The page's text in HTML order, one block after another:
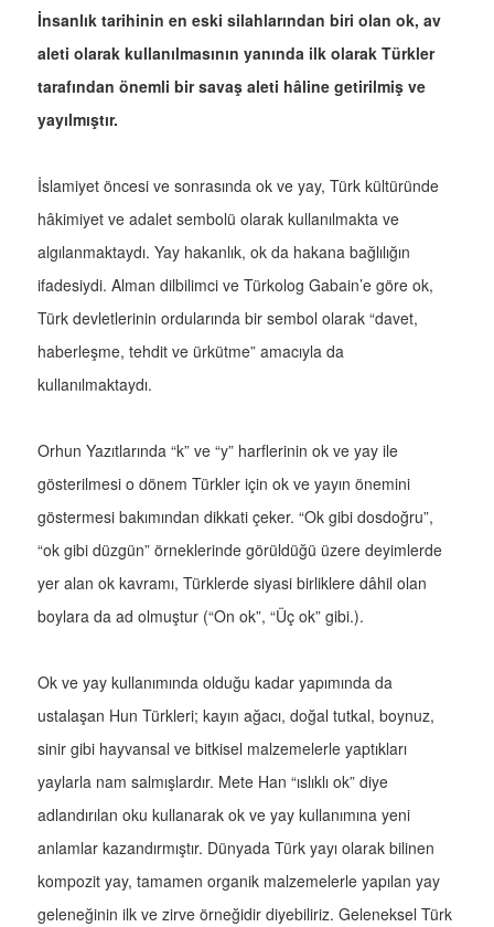
İnsanlık tarihinin en eski silahlarından biri olan ok, av
aleti olarak kullanılmasının yanında ilk olarak Türkler
tarafından önemli bir savaş aleti hâline getirilmiş ve
yayılmıştır.
İslamiyet öncesi ve sonrasında ok ve yay, Türk kültüründe
hâkimiyet ve adalet sembolü olarak kullanılmakta ve
algılanmaktaydı. Yay hakanlık, ok da hakana bağlılığın
ifadesiydi. Alman dilbilimci ve Türkolog Gabain’e göre ok,
Türk devletlerinin ordularında bir sembol olarak “davet,
haberleşme, tehdit ve ürkütme” amacıyla da
kullanılmaktaydı.
Orhun Yazıtlarında “k” ve “y” harflerinin ok ve yay ile
gösterilmesi o dönem Türkler için ok ve yayın önemini
göstermesi bakımından dikkati çeker. “Ok gibi dosdoğru”,
“ok gibi düzgün” örneklerinde görüldüğü üzere deyimlerde
yer alan ok kavramı, Türklerde siyasi birliklere dâhil olan
boylara da ad olmuştur (“On ok”, “Üç ok” gibi.).
Ok ve yay kullanımında olduğu kadar yapımında da
ustalaşan Hun Türkleri; kayın ağacı, doğal tutkal, boynuz,
sinir gibi hayvansal ve bitkisel malzemelerle yaptıkları
yaylarla nam salmışlardır. Mete Han “ıslıklı ok” diye
adlandırılan oku kullanarak ok ve yay kullanımına yeni
anlamlar kazandırmıştır. Dünyada Türk yayı olarak bilinen
kompozit yay, tamamen organik malzemelerle yapılan yay
geleneğinin ilk ve zirve örneğidir diyebiliriz. Geleneksel Türk